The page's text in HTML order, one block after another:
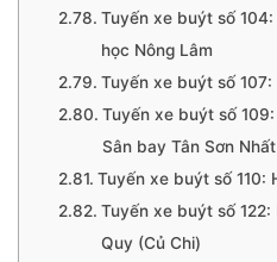
Tuyến xe buýt số
học Nông Lâm
Tuyến xe buýt số 107:
Tuyến xe buýt số
Sân bay Tân Sơn Nhất
Tuyến xe buýt số 110:
Tuyến xe buýt số
Quy (Củ Chi)